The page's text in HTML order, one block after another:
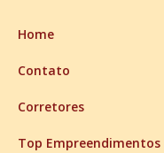
Home
Contato
Corretores
Top Empreendimentos